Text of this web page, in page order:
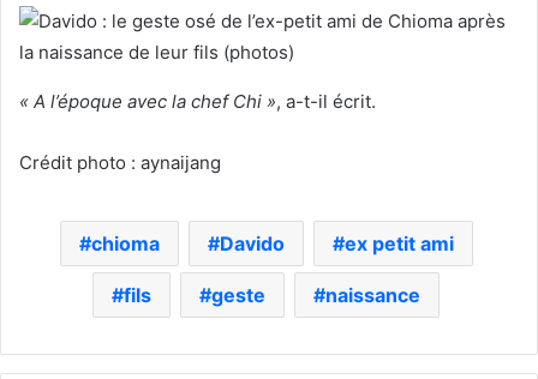
« A l’époque avec la chef Chi », a-t-il écrit.
Crédit photo : aynaijang
chioma Davido ex petit ami
fils geste naissance